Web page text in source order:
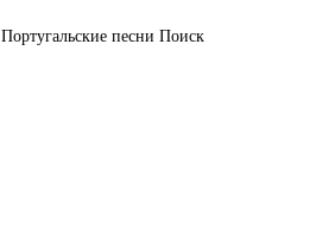
Португальские песни Поиск